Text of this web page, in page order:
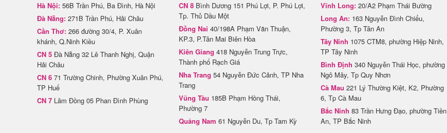
Hà Nội: 56B Trần Phú, Ba Đình, Hà Nội
Đà Nẵng: 271B Trần Phú, Hải Châu
Cần Thơ: 266 đường 30/4, P. Xuân
khánh, Q.Ninh Kiều
CN 5 Đà Nẵng 32 Lê Thanh Nghị, Quận
Hải Châu
CN 6 71 Trường Chinh, Phường Xuân Phú,
TP Huế
CN 7 Lâm Đồng 05 Phan Đình Phùng
CN 8 Bình Dương 151 Phú Lợi, P. Phú Lợi,
Tp. Thủ Dầu Một
Đồng Nai 40/198A Phạm Văn Thuận,
KP.3, P.Tân Mai Biên Hòa
Kiên Giang 418 Nguyễn Trung Trực,
Thành phố Rạch Giá
Nha Trang 54 Nguyễn Đức Cảnh, TP Nha
Trang
Vũng Tàu 185B Phạm Hồng Thái,
Phường 7
Quảng Nam 61 Nguyễn Du, Tp Tam Kỳ
Vĩnh Long: 20/A2 Phạm Thái Bường
Long An: 163 Nguyễn Đình Chiểu,
Phường 3, Tp Tân An
Tây Ninh 1075 CTM8, phường Hiệp Ninh,
TP Tây Ninh
Bình Định 340 Nguyễn Thái Học, phường
Ngô Mây, Tp Quy Nhơn
Cà Mau 221 Lý Thường Kiệt, K2, Phường
6, Tp Cà Mau
Bắc Ninh 83 Trần Hưng Đạo, phường Tiền
An, TP Bắc Ninh